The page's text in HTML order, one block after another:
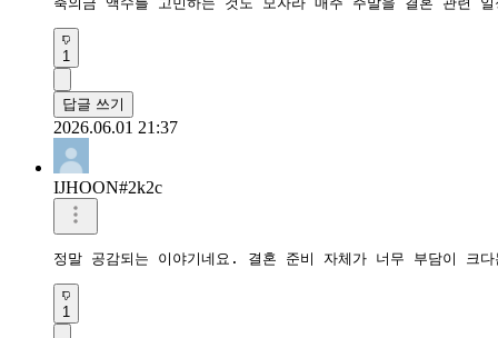
1
답글 쓰기
2026.06.01 21:37
IJHOON#2k2c
정말 공감되는 이야기네요. 결혼 준비 자체가 너무 부담이 크
1